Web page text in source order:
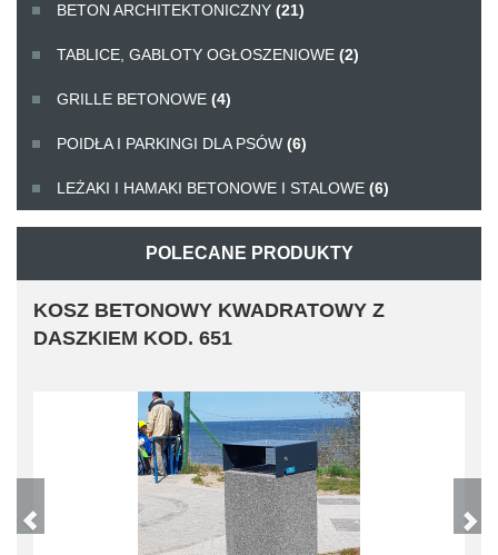
BETON ARCHITEKTONICZNY (21)
TABLICE, GABLOTY OGŁOSZENIOWE (2)
GRILLE BETONOWE (4)
POIDŁA I PARKINGI DLA PSÓW (6)
LEŻAKI I HAMAKI BETONOWE I STALOWE (6)
POLECANE PRODUKTY
KOSZ BETONOWY KWADRATOWY Z
DASZKIEM KOD. 651